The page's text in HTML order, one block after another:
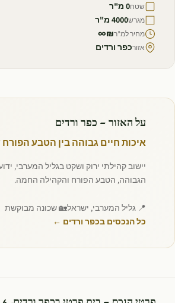
שטח0 מ"ר
מגרש4000 מ"ר
מחיר למ"ר₪∞
אזורכפר ורדים
על האזור — כפר ורדים
איכות חיים גבוהה בין הטבע
יישוב קהילתי ירוק ושקט בגליל המערבי,
הגבוהה, הטבע הפורח והקהילה החמה.
📍 גליל המערבי, ישראל🏡 שכונה מבוקשת
כל הנכסים בכפר ורדים ←